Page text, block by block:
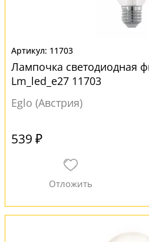
11703
Лампочка светодиодная
Lm_led_e27 11703
Eglo (Австрия)
539 ₽